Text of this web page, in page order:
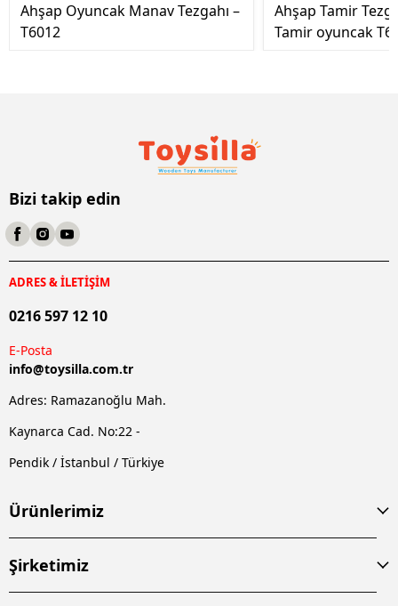
Ahşap Oyuncak Manav Tezgahı –
T6012
Ahşap Tamir
Tamir oyuncak
Bizi takip edin
ADRES & İLETİŞİM
0216 597 12 10
E-Posta
info@toysilla.com.tr
Adres: Ramazanoğlu Mah.
Kaynarca Cad. No:22 -
Pendik / İstanbul / Türkiye
Ürünlerimiz
Şirketimiz